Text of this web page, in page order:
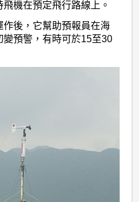
機在預定飛行路線上。
後，它幫助預報員在海
預警，有時可於15至30